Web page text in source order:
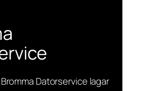
Datorservice lagar